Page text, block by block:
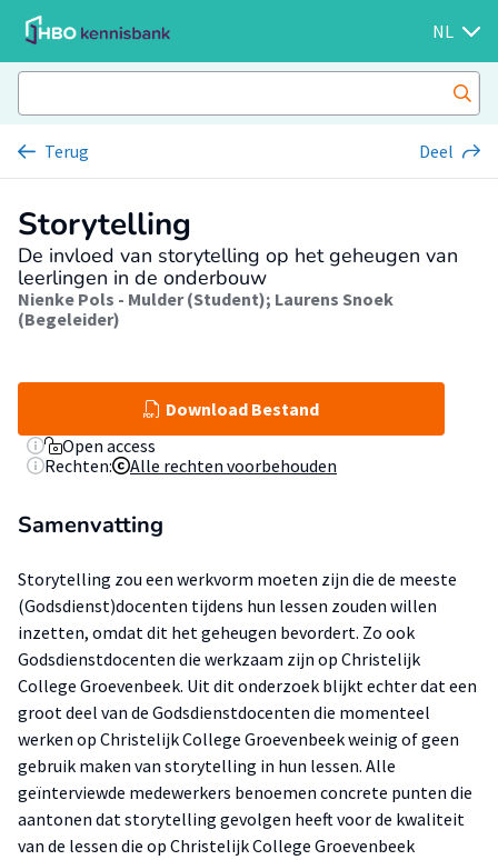
NL
Terug Deel
Storytelling
De invloed van storytelling op het geheugen van
leerlingen in de onderbouw
Nienke Pols - Mulder (Student); Laurens Snoek
(Begeleider)
Download Bestand
Open access
Rechten:
Alle rechten voorbehouden
Samenvatting
Storytelling zou een werkvorm moeten zijn die de meeste
(Godsdienst)docenten tijdens hun lessen zouden willen
inzetten, omdat dit het geheugen bevordert. Zo ook
Godsdienstdocenten die werkzaam zijn op Christelijk
College Groevenbeek. Uit dit onderzoek blijkt echter dat een
groot deel van de Godsdienstdocenten die momenteel
werken op Christelijk College Groevenbeek weinig of geen
gebruik maken van storytelling in hun lessen. Alle
geïnterviewde medewerkers benoemen concrete punten die
aantonen dat storytelling gevolgen heeft voor de kwaliteit
van de lessen die op Christelijk College Groevenbeek